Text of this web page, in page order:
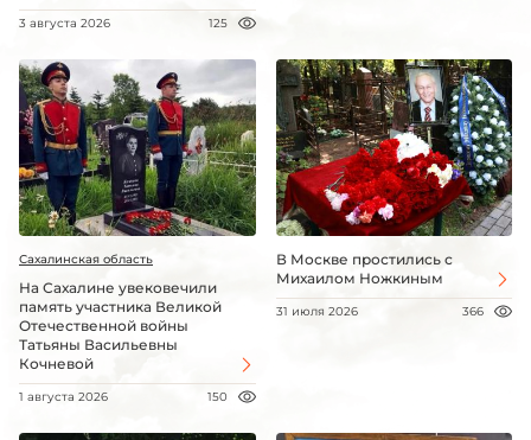
3 августа 2026 125
Сахалинская область
На Сахалине увековечили
память участника Великой
Отечественной войны
Татьяны Васильевны
Кочневой
1 августа 2026 150
В Москве простились с
Михаилом Ножкиным
31 июля 2026 366